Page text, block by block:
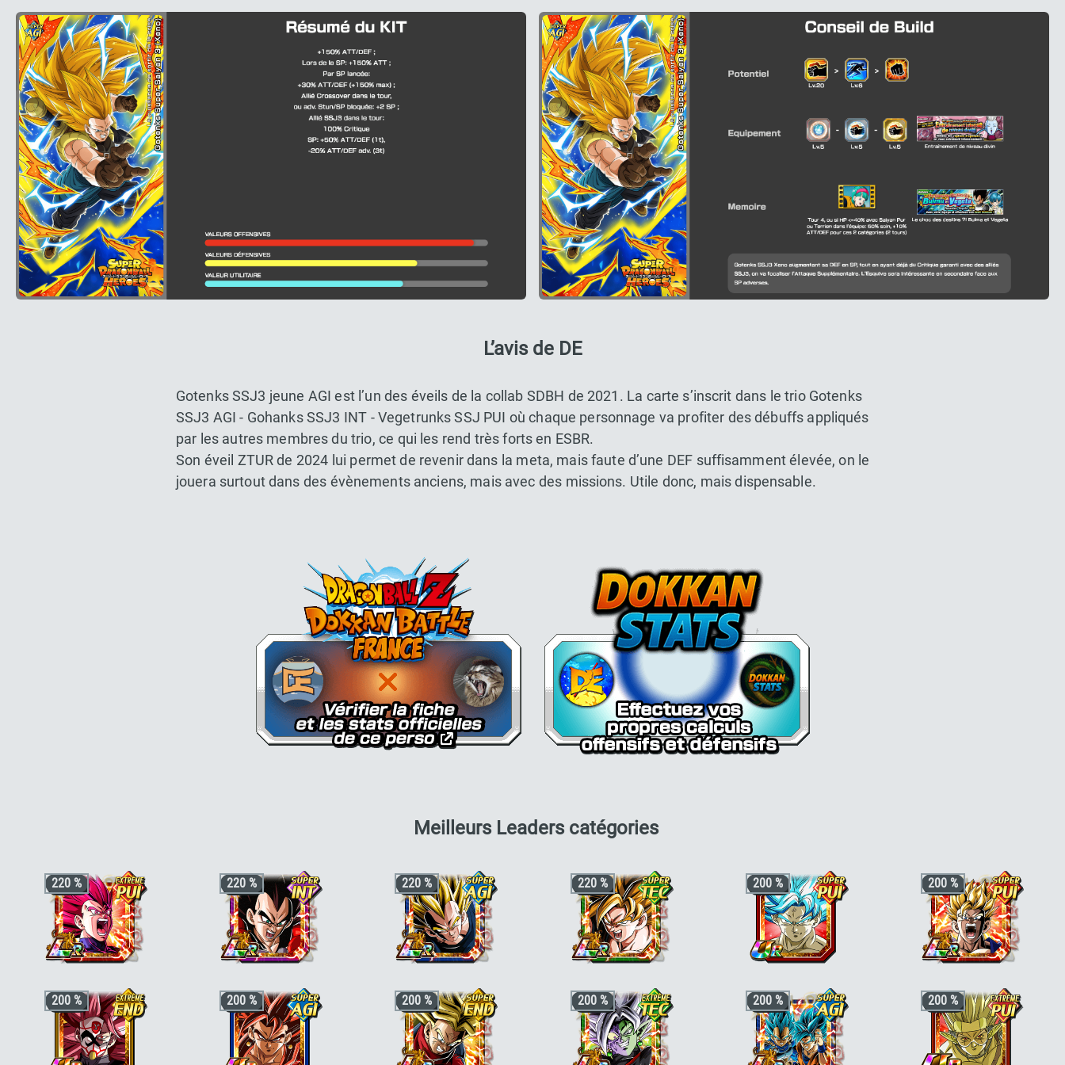
L’avis de DE
Gotenks SSJ3 jeune AGI est l’un des éveils de la collab SDBH de 2021. La carte s’inscrit dans le trio Gotenks
SSJ3 AGI - Gohanks SSJ3 INT - Vegetrunks SSJ PUI où chaque personnage va profiter des débuffs appliqués
par les autres membres du trio, ce qui les rend très forts en ESBR.
Son éveil ZTUR de 2024 lui permet de revenir dans la meta, mais faute d’une DEF suffisamment élevée, on le
jouera surtout dans des évènements anciens, mais avec des missions. Utile donc, mais dispensable.
Dokkan Essentials x Dragon Ball Z Dokkan battle France
Meilleurs Leaders catégoriespour Gotenks Super Saiyan 3 (Xeno) [AGI]
220 %
+3 ki, +200% HP & +170% ATT/DEF
pour la catégorie"Crossover"
"Famille de Vegeta", +50% stats bonus
"Voyageur du temps"
220 %
+3 ki, +200% HP & +170% ATT/DEF
pour la catégorie"Héros de GT"
pouvoir des voeux"ou"Puissance au-
delà du Super Saiyan", +50% stats
bonus si aussi"Lutte à pleine
,"Combattant ayant grandi
220 %
+3 ki, +200% HP & +170% ATT/DEF
pour la catégorie"Héritier","Guerrier
fusionné"ou"Saiyan pur", +50% stats
bonus si aussi"Guerriers de génie"
"Fusion"
220 %
+3 ki, +200% HP & +170% ATT/DEF
pour la catégorie "Héros protecteur de
,"Guerrier fusionné"ou
, +50% stats bonus si aussi
"Combattant ayant grandi sur Terre"
"Potalas"
200 %
+3 ki, +170% stats pour la catégorie
"Dragon Ball Heroes","Kamehameha"
"Puissance au-delà du Super
, +30% stats bonus si aussi
"Crossover"
200 %
+3 ki, +200% stats pour la catégorie
Kamehameha
200 % 200 % 200 % 200 % 200 % 200 %